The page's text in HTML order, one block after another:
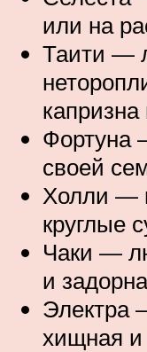
или на
Таити —
капризна
Фортуна
своей
Холли —
круглые
Чаки —
и
Электра
хищная и